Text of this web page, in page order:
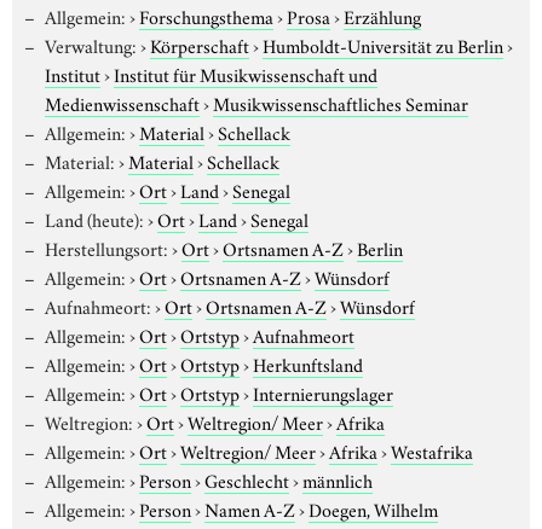
Allgemein:›Forschungsthema›Prosa›Erzählung
Verwaltung:›Körperschaft›Humboldt-Universität zu Berlin›
Institut›Institut für Musikwissenschaft und
Medienwissenschaft›Musikwissenschaftliches Seminar
Allgemein:›Material›Schellack
Material:›Material›Schellack
Allgemein:›Ort›Land›Senegal
Land (heute):›Ort›Land›Senegal
Herstellungsort:›Ort›Ortsnamen A-Z›Berlin
Allgemein:›Ort›Ortsnamen A-Z›Wünsdorf
Aufnahmeort:›Ort›Ortsnamen A-Z›Wünsdorf
Allgemein:›Ort›Ortstyp›Aufnahmeort
Allgemein:›Ort›Ortstyp›Herkunftsland
Allgemein:›Ort›Ortstyp›Internierungslager
Weltregion:›Ort›Weltregion/ Meer›Afrika
Allgemein:›Ort›Weltregion/ Meer›Afrika›Westafrika
Allgemein:›Person›Geschlecht›männlich
Allgemein:›Person›Namen A-Z›Doegen, Wilhelm